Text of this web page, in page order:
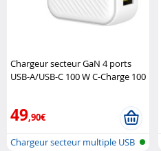
Chargeur secteur GaN 4 ports
USB-A/USB-C 100 W C-Charge 100
49,90€
Chargeur secteur multiple USB